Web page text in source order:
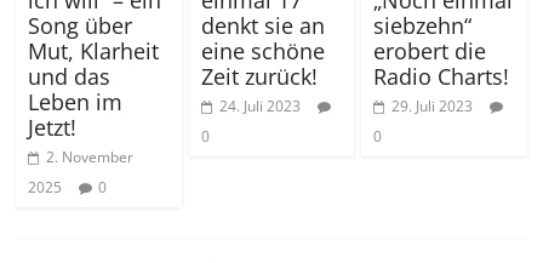
Song über
Mut, Klarheit
und das
Leben im
Jetzt!
2. November
2025
0
denkt sie an
eine schöne
Zeit zurück!
24. Juli 2023
0
siebzehn“
erobert die
Radio Charts!
29. Juli 2023
0